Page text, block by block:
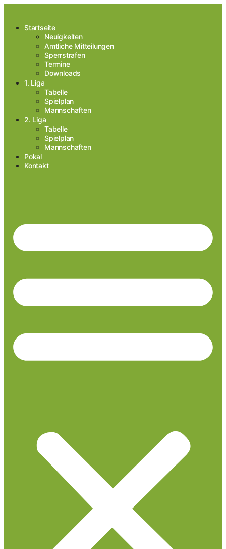
Startseite
Neuigkeiten
Amtliche Mitteilungen
Sperrstrafen
Termine
Downloads
1. Liga
Tabelle
Spielplan
Mannschaften
2. Liga
Tabelle
Spielplan
Mannschaften
Pokal
Kontakt